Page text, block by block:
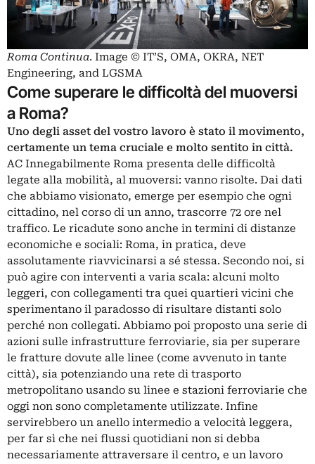
Roma Continua. Image © IT’S, OMA, OKRA, NET
Engineering, and LGSMA
Come superare le difficoltà del muoversi
a Roma?
Uno degli asset del vostro lavoro è stato il movimento,
certamente un tema cruciale e molto sentito in città.
AC Innegabilmente Roma presenta delle difficoltà
legate alla mobilità, al muoversi: vanno risolte. Dai dati
che abbiamo visionato, emerge per esempio che ogni
cittadino, nel corso di un anno, trascorre 72 ore nel
traffico. Le ricadute sono anche in termini di distanze
economiche e sociali: Roma, in pratica, deve
assolutamente riavvicinarsi a sé stessa. Secondo noi, si
può agire con interventi a varia scala: alcuni molto
leggeri, con collegamenti tra quei quartieri vicini che
sperimentano il paradosso di risultare distanti solo
perché non collegati. Abbiamo poi proposto una serie di
azioni sulle infrastrutture ferroviarie, sia per superare
le fratture dovute alle linee (come avvenuto in tante
città), sia potenziando una rete di trasporto
metropolitano usando su linee e stazioni ferroviarie che
oggi non sono completamente utilizzate. Infine
servirebbero un anello intermedio a velocità leggera,
per far sì che nei flussi quotidiani non si debba
necessariamente attraversare il centro, e un lavoro